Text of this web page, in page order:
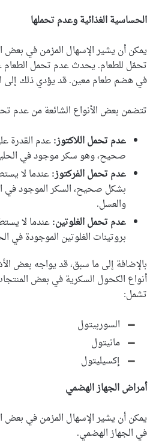
الحساسية الغذائية وعدم تحملها
يمكن أن يشير الإسهال المزمن في بعض
تحمّل للطعام. يحدث عدم تحمل
في هضم طعام معين. قد يؤدي ذلك إلى
تتضمن بعض الأنواع الشائعة من عدم
عدم تحمل اللاكتوز:عدم القدرة
صحيح، وهو سكر موجود في
عدم تحمل الفركتوز:عندما لا
بشكل صحيح، السكر الموجود في
والعسل.
عدم تحمل الغلوتين:عندما لا
بروتينات الغلوتين الموجودة
بالإضافة إلى ما سبق، قد يواجه بعض
أنواع الكحول السكرية في بعض
تشمل:
السوربيتول
مانيتول
إكسيليتول
أمراض الجهاز الهضمي
يمكن أن يشير الإسهال المزمن في بعض
في الجهاز الهضمي.